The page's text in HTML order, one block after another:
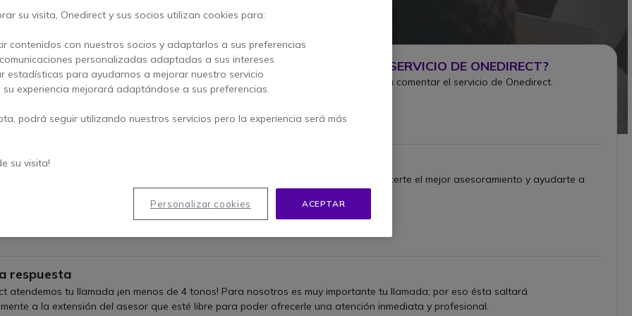
MEJOR QUE NUESTROS CLIENTES PARA DAR TESTIMONIO DEL SERVICIO DE ONEDIRECT?
después de tu pedido, estarás invitado a darnos tu opinión sobre tus compras y a comentar el servicio de Onedirect.
Selleac - Propietario
formado, proactivo y cercano
comerciales reciben formación continua sobre nuestros productos para ofrecerte el mejor asesoramiento y ayudarte a
« Conocen perfectamente sus productos y tienen buenos precios »
respuesta
atendemos tu llamada ¡en menos de 4 tonos! Para nosotros es muy importante tu llamada; por eso ésta saltará
a la extensión del asesor que esté libre para poder ofrecerle una atención inmediata y profesional.
su visita, Onedirect y sus socios utilizan cookies para:
contenidos con nuestros socios y adaptarlos a sus preferencias
personalizadas adaptadas a sus intereses
estadísticas para ayudarnos a mejorar nuestro servicio
su experiencia mejorará adaptándose a sus preferencias.
podrá seguir utilizando nuestros servicios pero la experiencia será más
su visita!
ACEPTAR
Personalizar cookies